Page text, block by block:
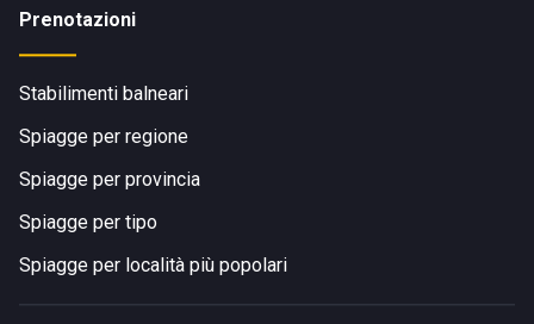
Prenotazioni
Stabilimenti balneari
Spiagge per regione
Spiagge per provincia
Spiagge per tipo
Spiagge per località più popolari